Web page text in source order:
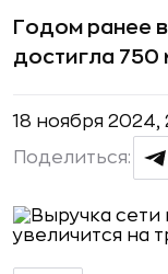
Годом ранее
достигла 750
18 ноября 2024,
Поделиться: